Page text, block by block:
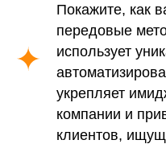
Покажите, как
передовые
использует
укрепляет
компании и
клиентов,